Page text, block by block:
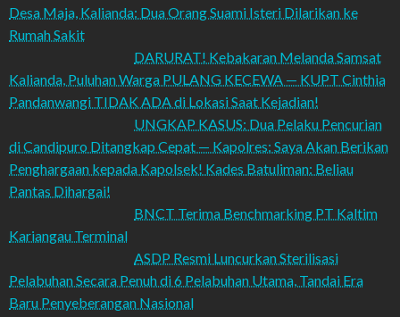
Desa Maja, Kalianda: Dua Orang Suami Isteri Dilarikan ke
Rumah Sakit
DARURAT! Kebakaran Melanda Samsat
Kalianda, Puluhan Warga PULANG KECEWA — KUPT Cinthia
Pandanwangi TIDAK ADA di Lokasi Saat Kejadian!
UNGKAP KASUS: Dua Pelaku Pencurian
di Candipuro Ditangkap Cepat — Kapolres: Saya Akan Berikan
Penghargaan kepada Kapolsek! Kades Batuliman: Beliau
Pantas Dihargai!
BNCT Terima Benchmarking PT Kaltim
Kariangau Terminal
ASDP Resmi Luncurkan Sterilisasi
Pelabuhan Secara Penuh di 6 Pelabuhan Utama, Tandai Era
Baru Penyeberangan Nasional